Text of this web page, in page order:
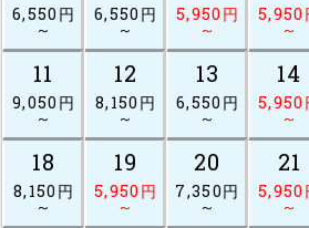
6,550円
～
6,550円
～
5,950円
～
5,950
～
11
9,050円
～
12
8,150円
～
13
6,550円
～
14
5,950
～
18
8,150円
～
19
5,950円
～
20
7,350円
～
21
5,950
～